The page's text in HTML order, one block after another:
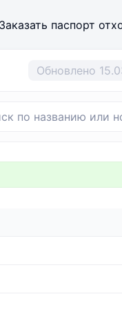
Заказать паспорт
Обновлено